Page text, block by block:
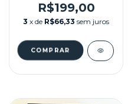
R$199,00
3 x de R$66,33 sem juros